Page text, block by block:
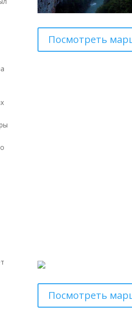
Посмотреть
Посмотреть